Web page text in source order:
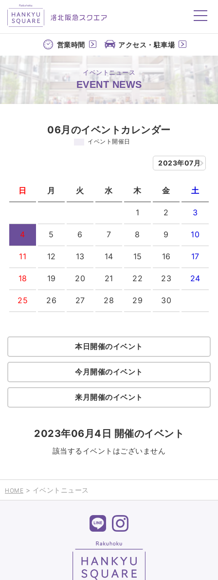
洛北阪急スクエア
営業時間 アクセス・駐車場
イベントニュース
EVENT NEWS
06月のイベントカレンダー
イベント開催日
2023年07月
日 月 火 水 木 金 土
1 2 3
4 5 6 7 8 9 10
11 12 13 14 15 16 17
18 19 20 21 22 23 24
25 26 27 28 29 30
本日開催のイベント
今月開催のイベント
来月開催のイベント
2023年06月4日 開催のイベント
該当するイベントはございません
HOME > イベントニュース